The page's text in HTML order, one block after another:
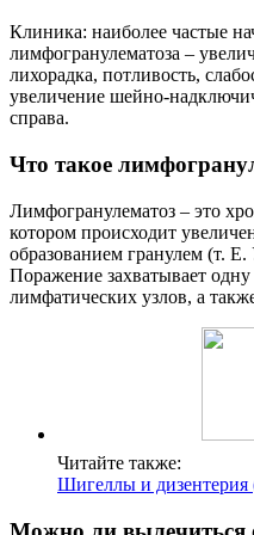
Клиника: наиболее частые
лимфогранулематоза –
лихорадка, потливость,
увеличение шейно-
справа.
Что такое
Лимфогранулематоз – это
котором происходит
образованием гранулем (т. Е.
Поражение захватывает
лимфатических узлов, а
Читайте также:
Шигеллы и дизентерия